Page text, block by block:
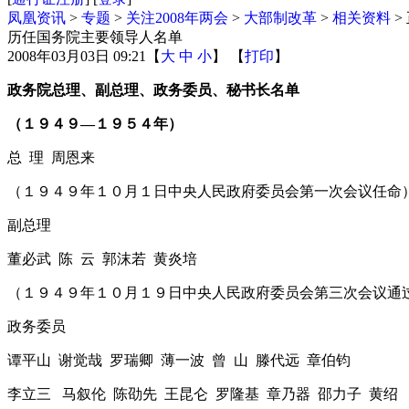
凤凰资讯 > 专题 > 关注2008年两会 > 大部制改革 > 相关资料 >
历任国务院主要领导人名单
2008年03月03日 09:21
【 大 中 小】 【打印 】
政务院总理、副总理、政务委员、秘书长名单
（１９４９―１９５４年）
总 理 周恩来
（１９４９年１０月１日中央人民政府委员会第一次会议任命）
副总理
董必武 陈 云 郭沫若 黄炎培
（１９４９年１０月１９日中央人民政府委员会第三次会议通
政务委员
谭平山 谢觉哉 罗瑞卿 薄一波 曾 山 滕代远 章伯钧
李立三 马叙伦 陈劭先 王昆仑 罗隆基 章乃器 邵力子 黄绍